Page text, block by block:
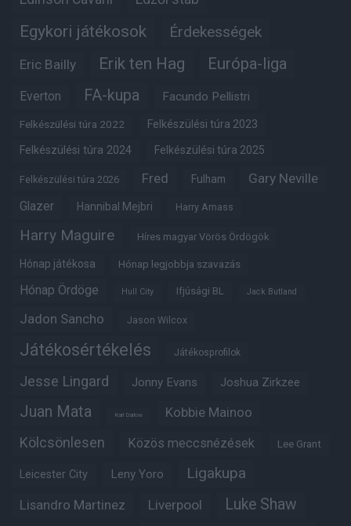
Egykori játékosok Érdekességek
Eric Bailly Erik ten Hag Európa-liga
Everton FA-kupa Facundo Pellistri
Felkészülési túra 2022 Felkészülési túra 2023
Felkészülési túra 2024 Felkészülési túra 2025
Felkészülési túra 2026 Fred Fulham Gary Neville
Glazer Hannibal Mejbri Harry Amass
Harry Maguire Híres magyar Vörös Ördögök
Hónap játékosa Hónap legjobbja szavazás
Hónap Ördöge Hull City Ifjúsági BL Jack Butland
Jadon Sancho Jason Wilcox
Játékosértékelés Játékosprofilok
Jesse Lingard Jonny Evans Joshua Zirkzee
Juan Mata Karl Darlow Kobbie Mainoo
Kölcsönlesen Közös meccsnézések Lee Grant
Leicester City Leny Yoro Ligakupa
Lisandro Martinez Liverpool Luke Shaw